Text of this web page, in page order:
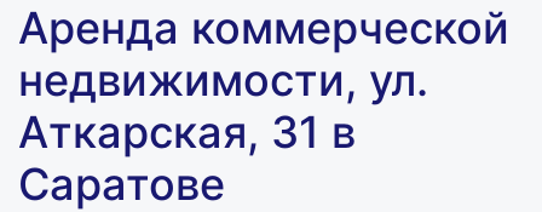
Аренда коммерческой
недвижимости, ул.
Аткарская, 31 в
Саратове